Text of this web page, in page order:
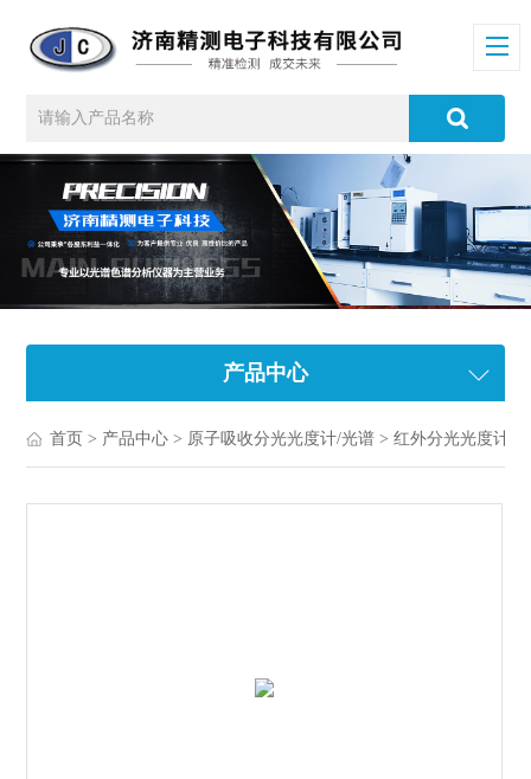
产品中心
首页 > 产品中心 > 原子吸收分光光度计/光谱 >红外分光光度计/光谱仪